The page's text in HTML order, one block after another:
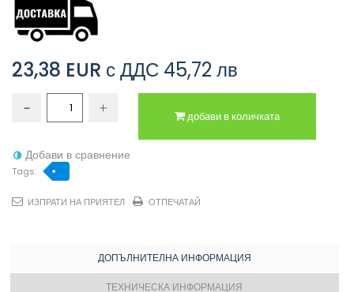
23,38 EUR с ДДС 45,72 лв
добави в количката
Добави в сравнение
Tags:
ИЗПРАТИ НА ПРИЯТЕЛ ОТПЕЧАТАЙ
ДОПЪЛНИТЕЛНА ИНФОРМАЦИЯ
ТЕХНИЧЕСКА ИНФОРМАЦИЯ